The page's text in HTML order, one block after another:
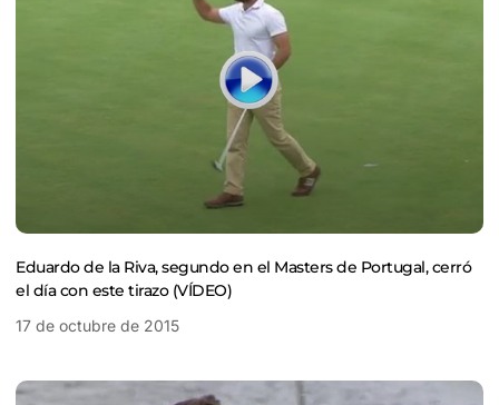
Eduardo de la Riva, segundo en el Masters de Portugal, cerró
el día con este tirazo (VÍDEO)
17 de octubre de 2015